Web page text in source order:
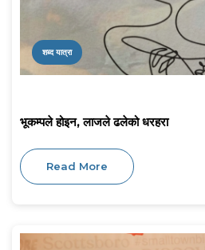
शब्द यात्रा
भूकम्पले होइन, लाजले ढलेको धरहरा
Read More